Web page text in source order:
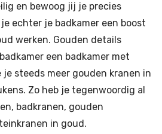
en bewoog jij je precies
echter je badkamer een boost
werken. Gouden details
een badkamer met
steeds meer gouden kranen in
Zo heb je tegenwoordig al
badkranen, gouden
in goud.